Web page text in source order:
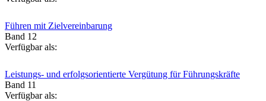
Führen mit Zielvereinbarung
Band 12
Verfügbar als:
Leistungs- und erfolgsorientierte Vergütung für Führungskräfte
Band 11
Verfügbar als: